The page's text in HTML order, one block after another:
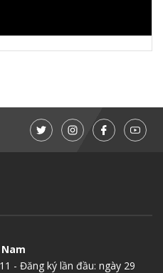
- Đăng ký lần đầu: ngày 29